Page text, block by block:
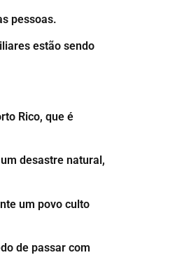
pessoas.
estão sendo
Rico, que é
desastre natural,
um povo culto
de passar com